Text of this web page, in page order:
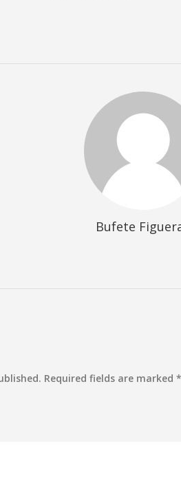
Bufete
Required fields are marked *